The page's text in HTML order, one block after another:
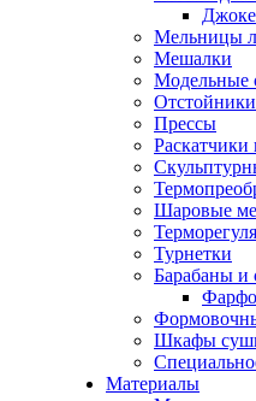
Мельницы
Мешалки
Модельные
Прессы
Раскатчики
Шаровые
Турнетки
Барабаны и
Шкафы
Материалы